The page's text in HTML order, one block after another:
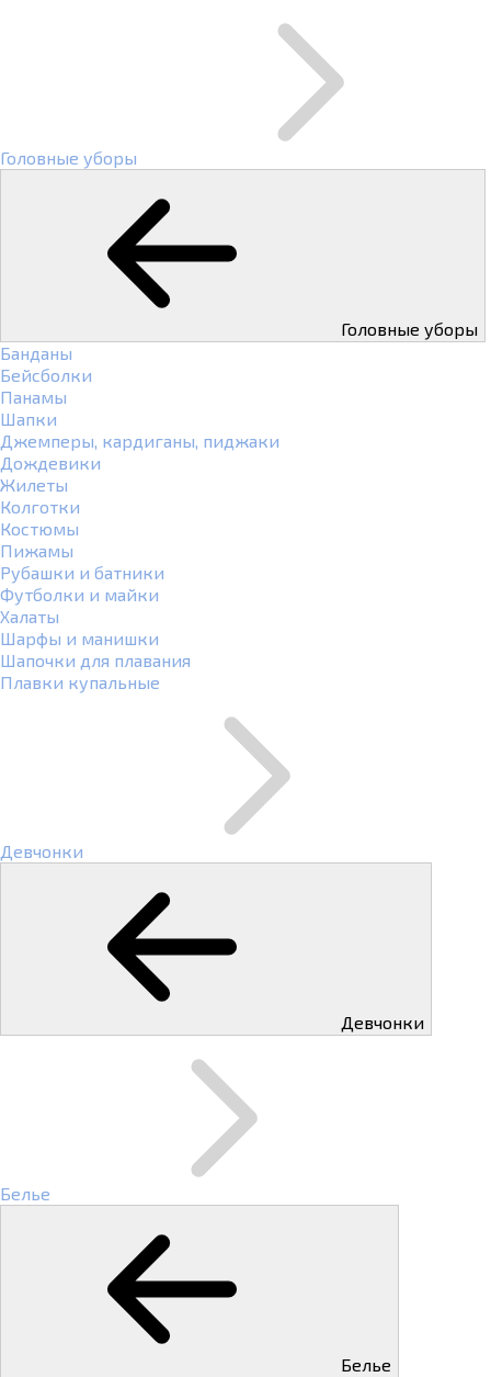
Головные уборы
Головные уборы
Банданы
Бейсболки
Панамы
Шапки
Джемперы, кардиганы, пиджаки
Дождевики
Жилеты
Колготки
Костюмы
Пижамы
Рубашки и батники
Футболки и майки
Халаты
Шарфы и манишки
Шапочки для плавания
Плавки купальные
Девчонки
Девчонки
Белье
Белье